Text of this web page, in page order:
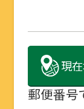
現
郵便番号